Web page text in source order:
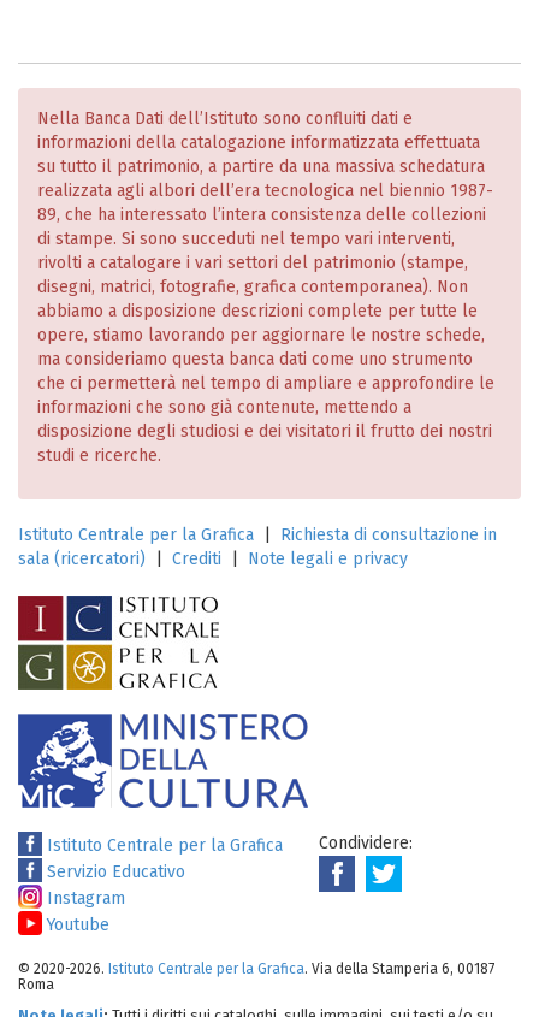
Nella Banca Dati dell’Istituto sono confluiti dati e
informazioni della catalogazione informatizzata effettuata
su tutto il patrimonio, a partire da una massiva schedatura
realizzata agli albori dell’era tecnologica nel biennio 1987-
89, che ha interessato l’intera consistenza delle collezioni
di stampe. Si sono succeduti nel tempo vari interventi,
rivolti a catalogare i vari settori del patrimonio (stampe,
disegni, matrici, fotografie, grafica contemporanea). Non
abbiamo a disposizione descrizioni complete per tutte le
opere, stiamo lavorando per aggiornare le nostre schede,
ma consideriamo questa banca dati come uno strumento
che ci permetterà nel tempo di ampliare e approfondire le
informazioni che sono già contenute, mettendo a
disposizione degli studiosi e dei visitatori il frutto dei nostri
studi e ricerche.
Istituto Centrale per la Grafica
Richiesta di consultazione in
sala (ricercatori)
Crediti Note legali e privacy
Istituto Centrale per la Grafica
Servizio Educativo
Instagram
Youtube
Condividere:
© 2020-2026. Istituto Centrale per la Grafica. Via della Stamperia 6, 00187
Roma